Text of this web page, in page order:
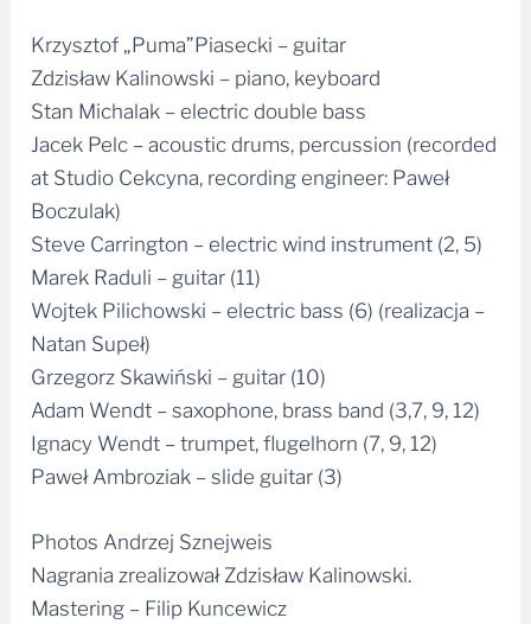
Zdzisław Kalinowski – piano, keyboard
Stan Michalak – electric double bass
Jacek Pelc – acoustic drums, percussion (recorded
at Studio Cekcyna, recording engineer: Paweł
Boczulak)
Steve Carrington – electric wind instrument (2, 5)
Marek Raduli – guitar (11)
Wojtek Pilichowski – electric bass (6) (realizacja –
Natan Supeł)
Grzegorz Skawiński – guitar (10)
Adam Wendt – saxophone, brass band (3,7, 9, 12)
Ignacy Wendt – trumpet, flugelhorn (7, 9, 12)
Paweł Ambroziak – slide guitar (3)
Nagrania zrealizował Zdzisław Kalinowski.
Mastering – Filip Kuncewicz
Aranżacja – Krzysztof „Puma”Piasecki, Zdzisław